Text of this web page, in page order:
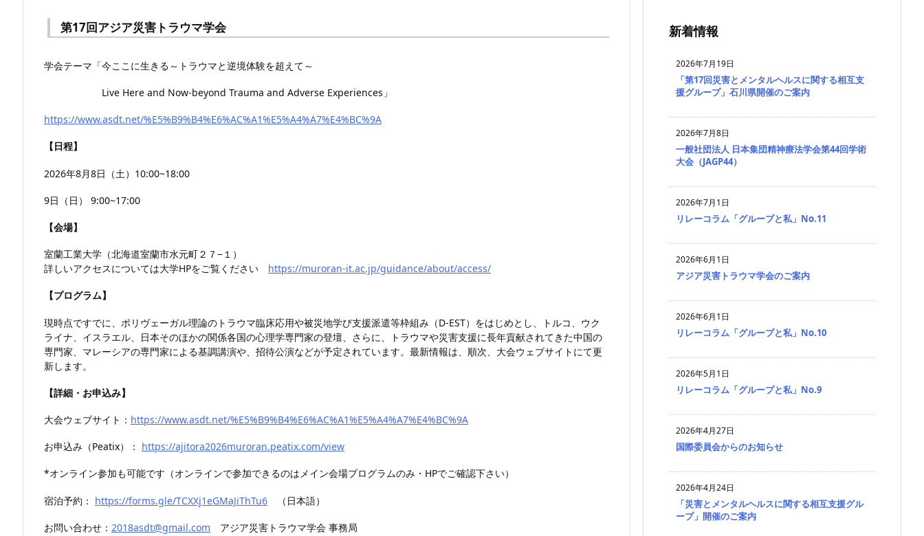
第17回アジア災害トラウマ学会
学会テーマ「今ここに生きる～トラウマと逆境体験を超えて～
Live Here and Now-beyond Trauma and Adverse Experiences」
https://www.asdt.net/%E5%B9%B4%E6%AC%A1%E5%A4%A7%E4%BC%9A
【日程】
2026年8月8日（土）10:00~18:00
9日（日） 9:00~17:00
【会場】
室蘭工業大学（北海道室蘭市水元町２７−１）
詳しいアクセスについては大学HPをご覧ください https://muroran-it.ac.jp/guidance/about/access/
【プログラム】
現時点ですでに、ポリヴェーガル理論のトラウマ臨床応用や被災地学び支援派遣等枠組み（D-EST）をはじめとし、トルコ、ウク
ライナ、イスラエル、日本そのほかの関係各国の心理学専門家の登壇、さらに、トラウマや災害支援に長年貢献されてきた中国の
専門家、マレーシアの専門家による基調講演や、招待公演などが予定されています。最新情報は、順次、大会ウェブサイトにて更
新します。
【詳細・お申込み】
大会ウェブサイト： https://www.asdt.net/%E5%B9%B4%E6%AC%A1%E5%A4%A7%E4%BC%9A
お申込み（Peatix）： https://ajitora2026muroran.peatix.com/view
*オンライン参加も可能です（オンラインで参加できるのはメイン会場プログラムのみ・HPでご確認下さい）
宿泊予約： https://forms.gle/TCXXj1eGMaJiThTu6 （日本語）
お問い合わせ： 2018asdt@gmail.com アジア災害トラウマ学会 事務局
新着情報
2026年7月19日
「第17回災害とメンタルヘルスに関する相互支
援グループ」石川県開催のご案内
2026年7月8日
一般社団法人 日本集団精神療法学会第44回学術
大会（JAGP44）
2026年7月1日
リレーコラム「グループと私」No.11
2026年6月1日
アジア災害トラウマ学会のご案内
2026年6月1日
リレーコラム「グループと私」No.10
2026年5月1日
リレーコラム「グループと私」No.9
2026年4月27日
国際委員会からのお知らせ
2026年4月24日
「災害とメンタルヘルスに関する相互支援グル
ープ」開催のご案内